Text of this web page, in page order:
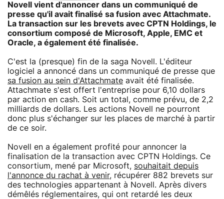
Novell vient d'annoncer dans un communiqué de
presse qu'il avait finalisé sa fusion avec Attachmate.
La transaction sur les brevets avec CPTN Holdings, le
consortium composé de Microsoft, Apple, EMC et
Oracle, a également été finalisée.
C'est la (presque) fin de la saga Novell. L'éditeur
logiciel a annoncé dans un communiqué de presse que
sa fusion au sein d'Attachmate avait été finalisée.
Attachmate s'est offert l'entreprise pour 6,10 dollars
par action en cash. Soit un total, comme prévu, de 2,2
milliards de dollars. Les actions Novell ne pourront
donc plus s'échanger sur les places de marché à partir
de ce soir.
Novell en a également profité pour annoncer la
finalisation de la transaction avec CPTN Holdings. Ce
consortium, mené par Microsoft, souhaitait depuis
l'annonce du rachat à venir, récupérer 882 brevets sur
des technologies appartenant à Novell. Après divers
démêlés réglementaires, qui ont retardé les deux